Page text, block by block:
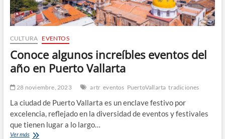
CULTURA EVENTOS
Conoce algunos increíbles eventos del
año en Puerto Vallarta
28 noviembre, 2023 artr eventos PuertoVallarta tradiciones
La ciudad de Puerto Vallarta es un enclave festivo por
excelencia, reflejado en la diversidad de eventos y festivales
que tienen lugar a lo largo…
Ver másConoce